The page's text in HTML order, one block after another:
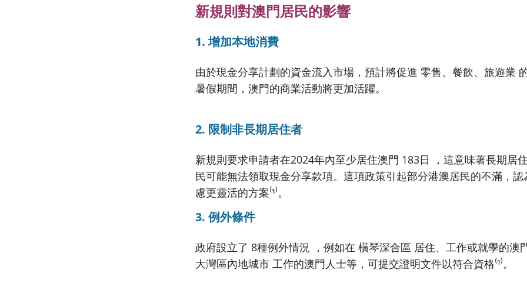
新規則對澳門居民的影響
1. 增加本地消費
由於現金分享計劃的資金流入市場，預計將促進 零售、餐飲、旅遊業
暑假期間，澳門的商業活動將更加活躍。
2. 限制非長期居住者
新規則要求申請者在2024年內至少居住澳門 183日 ，這意味著長期居
民可能無法領取現金分享款項。這項政策引起部分港澳居民的不滿，
慮更靈活的方案⁽¹⁾。
3. 例外條件
政府設立了 8種例外情況 ，例如在 橫琴深合區 居住、工作或就學的澳
大灣區內地城市 工作的澳門人士等，可提交證明文件以符合資格⁽¹⁾。